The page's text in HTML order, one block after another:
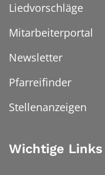
Liedvorschläge
Mitarbeiterportal
Newsletter
Pfarreifinder
Stellenanzeigen
Wichtige Links